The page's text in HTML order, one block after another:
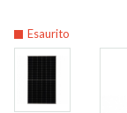
Esaurito